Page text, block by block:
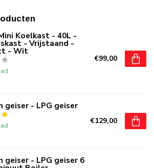
Koelkast - 40L -
- Vrijstaand -
- Wit
€99,00
geiser - LPG geiser
€129,00
geiser - LPG geiser 6